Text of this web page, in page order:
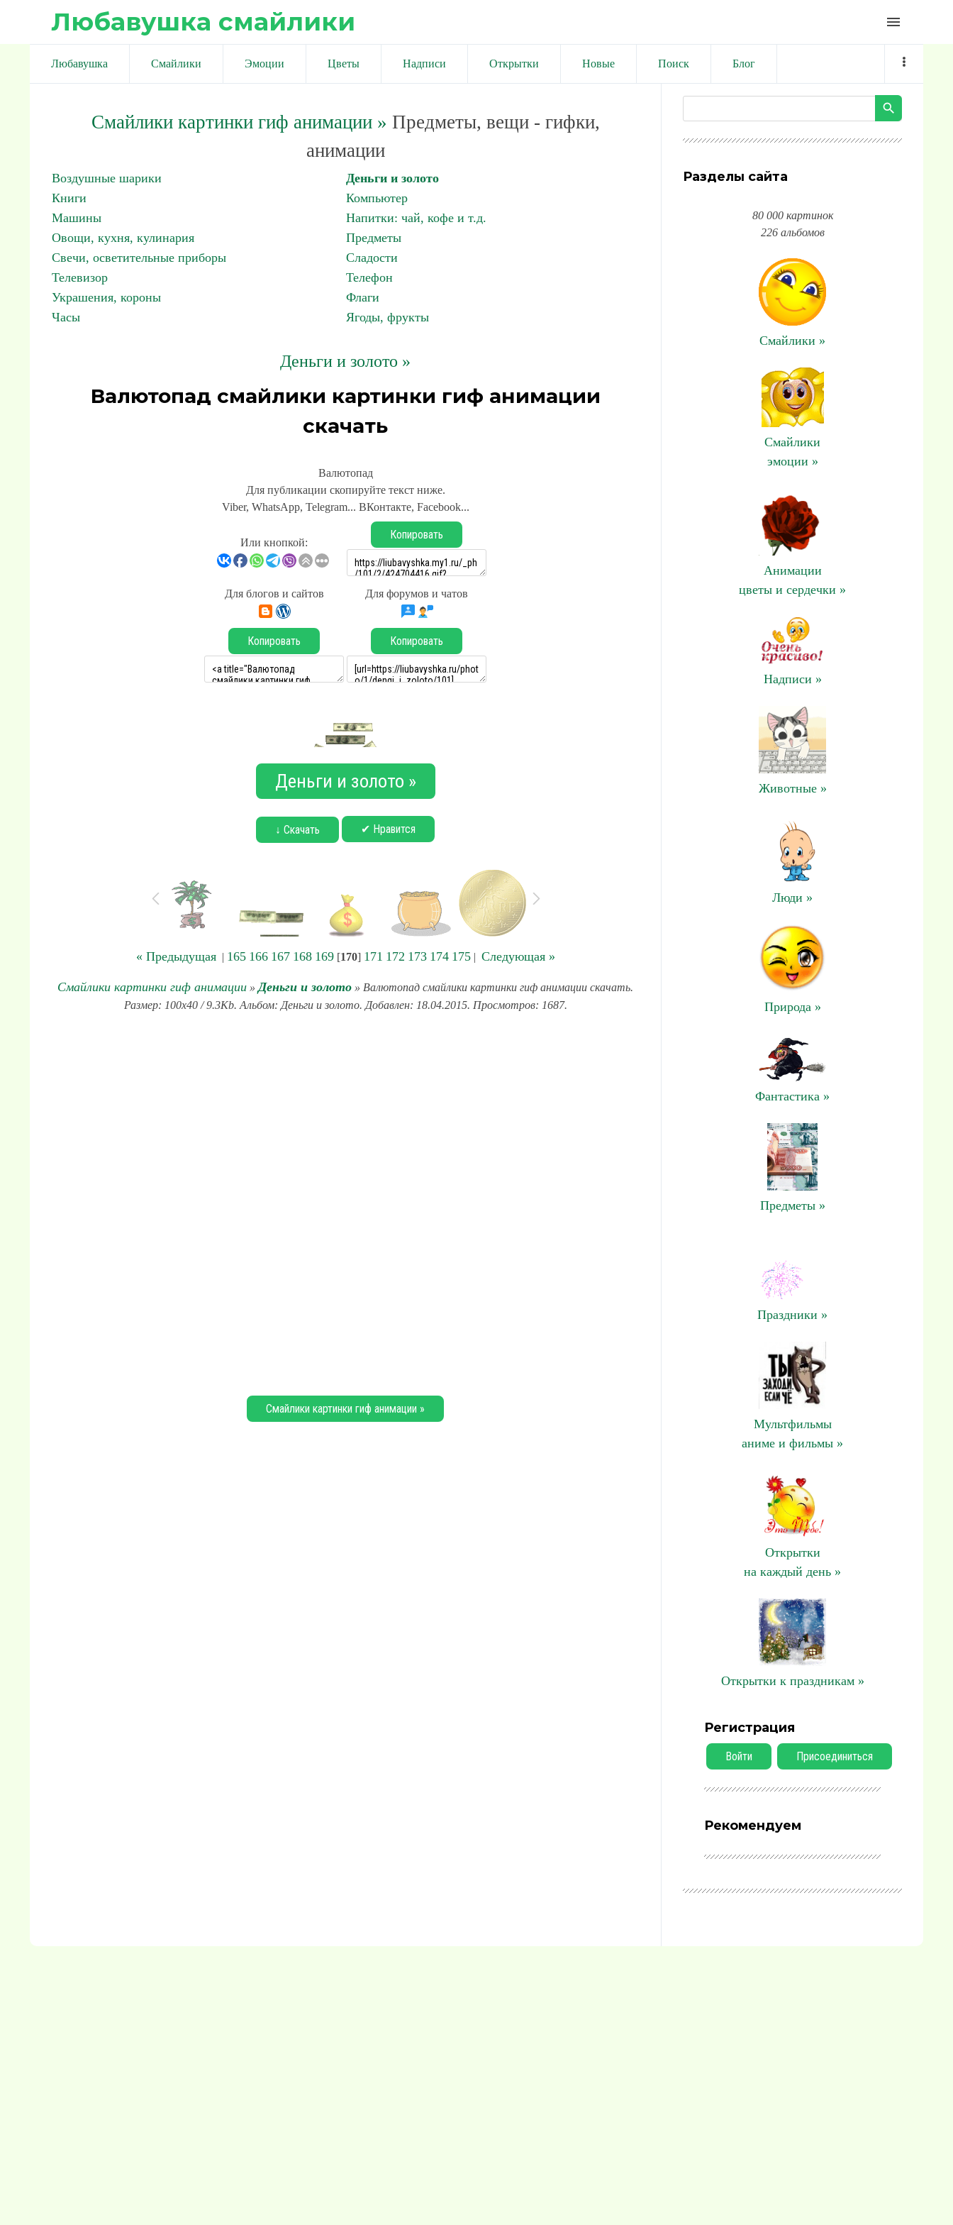
Любавушка смайлики menu
Любавушка Смайлики Эмоции Цветы Надписи Открытки Новые Поиск Блог
Смайлики картинки гиф анимации» Предметы, вещи - гифки,
анимации
Воздушные шарики
Деньги и золото
Книги
Компьютер
Машины
Напитки: чай, кофе и т.д.
Овощи, кухня, кулинария
Предметы
Свечи, осветительные приборы
Сладости
Телевизор
Телефон
Украшения, короны
Флаги
Часы
Ягоды, фрукты
Деньги и золото »
Валютопад смайлики картинки гиф анимации
скачать
Валютопад
Для публикации скопируйте текст ниже.
Viber, WhatsApp, Telegram... ВКонтакте, Facebook...
Или кнопкой:
Копировать
Для блогов и сайтов Для форумов и чатов
Копировать Копировать
Деньги и золото »
↓ Скачать ✔ Нравится
« Предыдущая| 165 166 167 168 169[170] 171 172 173 174 175| Следующая »
Смайлики картинки гиф анимации » Деньги и золото » Валютопад смайлики картинки гиф анимации скачать.
Размер: 100x40 / 9.3Kb. Альбом: Деньги и золото. Добавлен: 18.04.2015. Просмотров: 1687.
Смайлики картинки гиф анимации »
Разделы сайта
80 000 картинок
226 альбомов
Смайлики »
Смайлики
эмоции »
Анимации
цветы и сердечки »
Надписи »
Животные »
Люди »
Природа »
Фантастика »
Предметы »
Праздники »
Мультфильмы
аниме и фильмы »
Открытки
на каждый день »
Открытки к праздникам »
Регистрация
Войти Присоединиться
Рекомендуем